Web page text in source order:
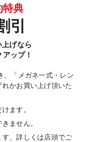
特典
引
げなら
ップ！
、「メガネ一式・レン
かお買い上げ頂いた
ます。
ません。
、詳しくは店頭でご